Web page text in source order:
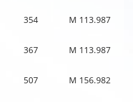
354 M 113.987
367 M 113.987
507 M 156.982